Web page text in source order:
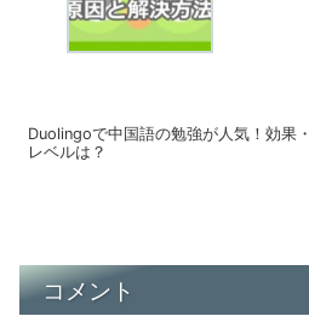
Duolingoで中国語の勉強が人気！効果・
レベルは？
コメント